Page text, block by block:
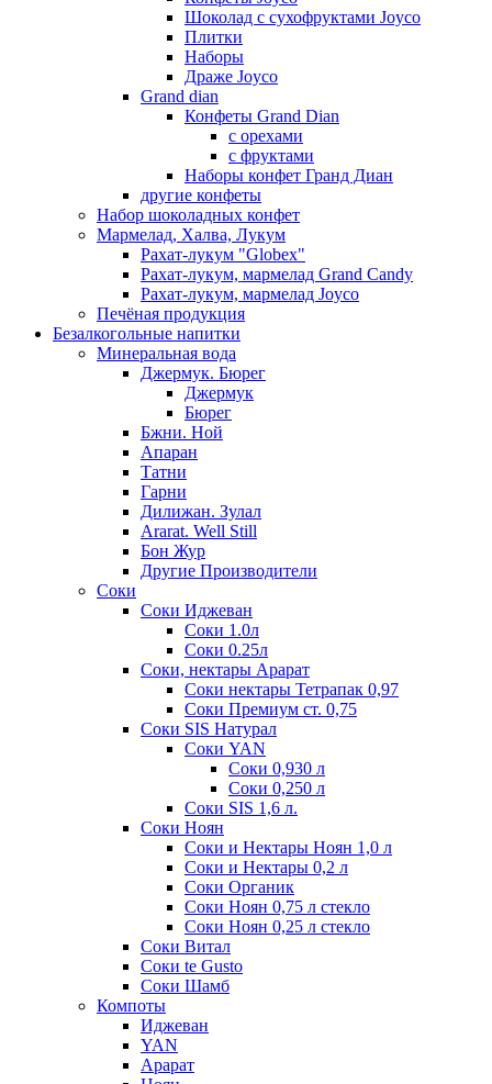
Шоколад с сухофруктами Joyco
Плитки
Наборы
Драже Joyco
Grand dian
Конфеты Grand Dian
с орехами
с фруктами
Наборы конфет Гранд Диан
другие конфеты
Набор шоколадных конфет
Мармелад, Халва, Лукум
Рахат-лукум "Globex"
Рахат-лукум, мармелад Grand Candy
Рахат-лукум, мармелад Joyco
Печёная продукция
Безалкогольные напитки
Минеральная вода
Джермук. Бюрег
Джермук
Бюрег
Бжни. Ной
Апаран
Татни
Гарни
Дилижан. Зулал
Ararat. Well Still
Бон Жур
Другие Производители
Соки
Соки Иджеван
Соки 1.0л
Соки 0.25л
Соки, нектары Арарат
Соки нектары Тетрапак 0,97
Соки Премиум ст. 0,75
Соки SIS Натурал
Соки YAN
Соки 0,930 л
Соки 0,250 л
Соки SIS 1,6 л.
Соки Ноян
Соки и Нектары Ноян 1,0 л
Соки и Нектары 0,2 л
Соки Органик
Соки Ноян 0,75 л стекло
Соки Ноян 0,25 л стекло
Соки Витал
Соки te Gusto
Соки Шамб
Компоты
Иджеван
YAN
Арарат